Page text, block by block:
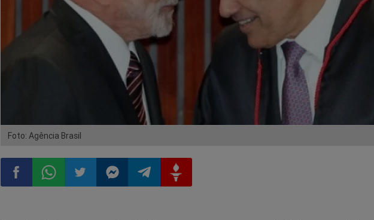
Foto: Agência Brasil